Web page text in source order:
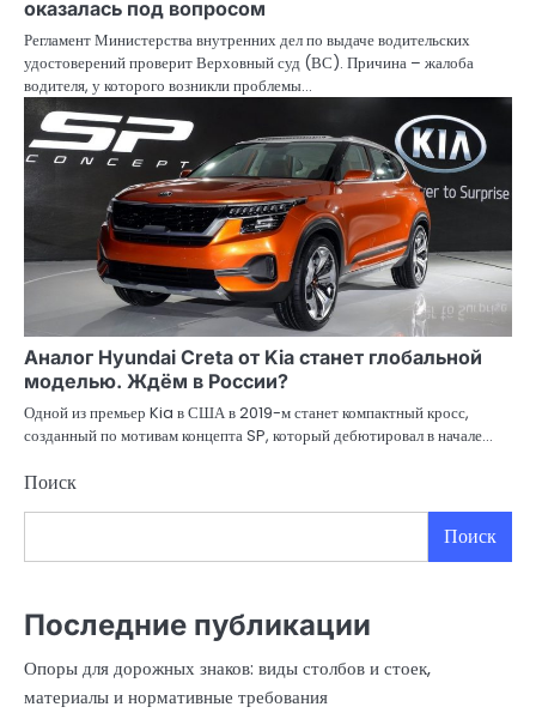
оказалась под вопросом
Регламент Министерства внутренних дел по выдаче водительских
удостоверений проверит Верховный суд (ВС). Причина – жалоба
водителя, у которого возникли проблемы…
Аналог Hyundai Creta от Kia станет глобальной
моделью. Ждём в России?
Одной из премьер Kia в США в 2019-м станет компактный кросс,
созданный по мотивам концепта SP, который дебютировал в начале…
Поиск
Поиск
Последние публикации
Опоры для дорожных знаков: виды столбов и стоек,
материалы и нормативные требования